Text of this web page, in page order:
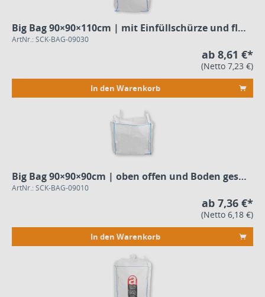
Big Bag 90×90×110cm | mit Einfüllschürze und flachem Boden
ArtNr.: SCK-BAG-09030
ab 8,61 €*
(Netto 7,23 €)
In den Warenkorb
Big Bag 90×90×90cm | oben offen und Boden geschlossen
ArtNr.: SCK-BAG-09010
ab 7,36 €*
(Netto 6,18 €)
In den Warenkorb